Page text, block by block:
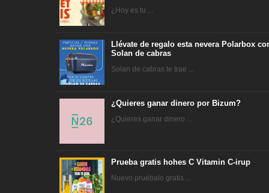
¿Hoy es tu ...
Llévate de regalo esta nevera Polarbox
Solan de cabras
Solan de cabras te trae ...
¿Quieres ganar dinero por Bizum?
¿Quieres ganar dinero ...
Prueba gratis hohes C Vitamin C-irup
Nuevo pruébalo gratis ...